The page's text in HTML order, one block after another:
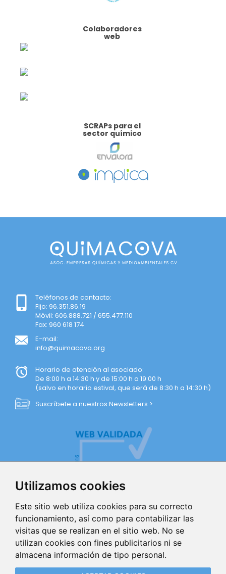
Utilizamos cookies
Este sitio web utiliza cookies para su correcto
funcionamiento, así como para contabilizar las
visitas que se realizan en el sitio web. No se
utilizan cookies con fines publicitarios ni se
almacena información de tipo personal.
Colaboradores
web
SCRAPs para el
sector químico
Teléfonos de contacto:
Fijo: 96.351.86.19
Móvil: 606.888.721 / 655.477.110
Fax: 960 618 174
E-mail:
info@quimacova.org
Horario de atención al asociado:
De 8:00 h a 14:30 h y de 15:00 h a 19:00 h
(salvo en horario estival, que será de 8:30 h a 14:30 h)
Suscríbete a nuestros Newsletters >
AVISO LEGAL